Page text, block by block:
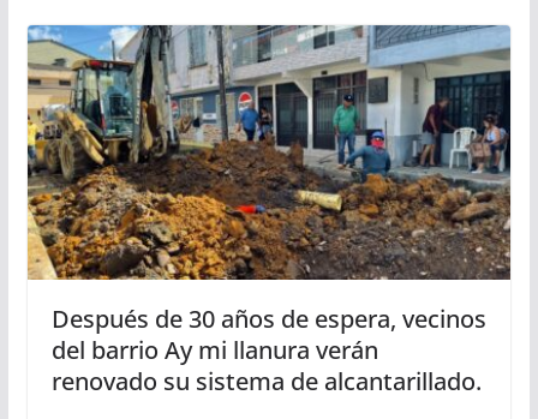
Después de 30 años de espera, vecinos
del barrio Ay mi llanura verán
renovado su sistema de alcantarillado.